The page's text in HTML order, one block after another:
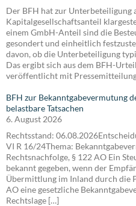
Der BFH hat zur Unterbeteiligung
Kapitalgesellschaftsanteil
einem GmbH-Anteil sind die
gesondert und einheitlich
davon, ob die Unterbeteiligung
Das ergibt sich aus dem BFH-
veröffentlicht mit
BFH zur Bekanntgabevermutung
belastbare Tatsachen
6. August 2026
Rechtsstand:
VI R 16/24Thema:
Rechtsnachfolge, § 122 AO Ein
bekannt gegeben, wenn der
Übermittlung im Inland durch die
AO eine gesetzliche
Rechtslage […]